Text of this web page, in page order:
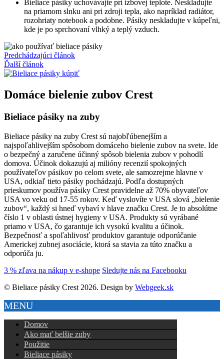
Bieliace pásiky uchovávajte pri izbovej teplote. Neskladujte
na priamom slnku ani pri zdroji tepla, ako napríklad radiátor,
rozohriaty notebook a podobne. Pásiky neskladujte v kúpeľni,
kde je po sprchovaní vlhký a teplý vzduch.
Predchádzajúci článok
Ďalší článok
Domáce bielenie zubov Crest
Bieliace pásiky na zuby
Bieliace pásiky na zuby Crest sú najobľúbenejším a
najspoľahlivejším spôsobom domáceho bielenie zubov na svete. Ide
o bezpečný a zaručene účinný spôsob bielenia zubov v pohodlí
domova. Účinok dokazujú aj milióny recenzií spokojných
používateľov pásikov po celom svete, ale samozrejme hlavne v
USA, odkiaľ tieto pásiky pochádzajú. Podľa dostupných
prieskumov používa pásiky Crest pravidelne až 70% obyvateľov
USA vo veku od 17-55 rokov. Keď vyslovíte v USA slová „bielenie
zubov“, každý si hneď vybaví v hlave značku Crest. Je to absolútne
číslo 1 v oblasti ústnej hygieny v USA. Produkty sú vyrábané
priamo v USA, čo garantuje ich vysokú kvalitu a účinok.
Bezpečnosť a spoľahlivosť produktov garantuje odporúčanie
Americkej zubnej asociácie, ktorá sa stavia za túto značku a
odporúča ju.
3 % zľava na nákup v e-shope Sledujte nás na Facebooku
© Bieliace pásiky Crest 2026. Design by Webgeek.sk
MENU
Domov
Ako mať belšie zuby
Použitie
Bieliace pásiky